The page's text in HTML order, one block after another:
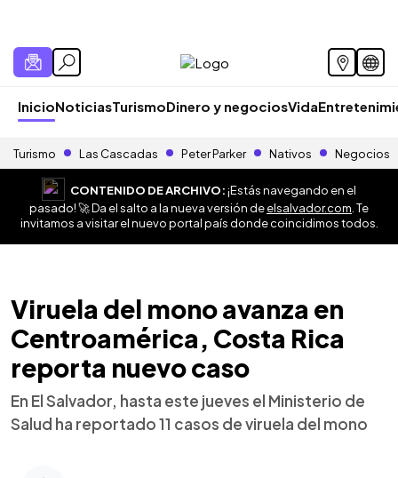
InicioNoticiasTurismoDinero y negociosVida
Turismo Las Cascadas Peter Parker Nativos Negocios
CONTENIDO DE ARCHIVO:¡Estás navegando en el
pasado! 🚀 Da el salto a la nueva versión deelsalvador.com . Te
invitamos a visitar el nuevo portal país donde coincidimos todos.
Viruela del mono avanza en
Centroamérica, Costa Rica
reporta nuevo caso
En El Salvador, hasta este jueves el Ministerio de
Salud ha reportado 11 casos de viruela del mono